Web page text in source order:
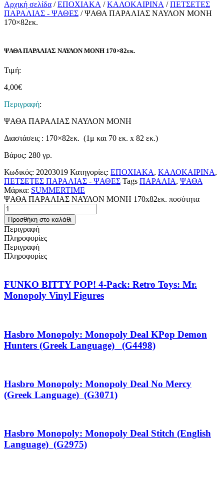
Αρχική σελίδα /ΕΠΟΧΙΑΚΑ /ΚΑΛΟΚΑΙΡΙΝΑ /ΠΕΤΣΕΤΕΣ
ΠΑΡΑΛΙΑΣ - ΨΑΘΕΣ / ΨΑΘΑ ΠΑΡΑΛΙΑΣ ΝΑΥΛΟΝ ΜΟΝΗ
170×82εκ.
ΨΑΘΑ ΠΑΡΑΛΙΑΣ ΝΑΥΛΟΝ ΜΟΝΗ 170×82εκ.
Τιμή:
4,00€
Περιγραφή:
ΨΑΘΑ ΠΑΡΑΛΙΑΣ ΝΑΥΛΟΝ ΜΟΝΗ
Διαστάσεις : 170×82εκ. (1μ και 70 εκ. x 82 εκ.)
Βάρος: 280 γρ.
Κωδικός: 20203019 Κατηγορίες: ΕΠΟΧΙΑΚΑ, ΚΑΛΟΚΑΙΡΙΝΑ,
ΠΕΤΣΕΤΕΣ ΠΑΡΑΛΙΑΣ - ΨΑΘΕΣ Tags ΠΑΡΑΛΙΑ, ΨΑΘΑ
Μάρκα: SUMMERTIME
ΨΑΘΑ ΠΑΡΑΛΙΑΣ ΝΑΥΛΟΝ ΜΟΝΗ 170x82εκ. ποσότητα
Προσθήκη στο καλάθι
Περιγραφή
Πληροφορίες
Περιγραφή
Πληροφορίες
FUNKO BITTY POP! 4-Pack: Retro Toys: Mr.
Monopoly Vinyl Figures
Hasbro Monopoly: Monopoly Deal KPop Demon
Hunters (Greek Language) (G4498)
Hasbro Monopoly: Monopoly Deal No Mercy
(Greek Language) (G3071)
Hasbro Monopoly: Monopoly Deal Stitch (English
Language) (G2975)